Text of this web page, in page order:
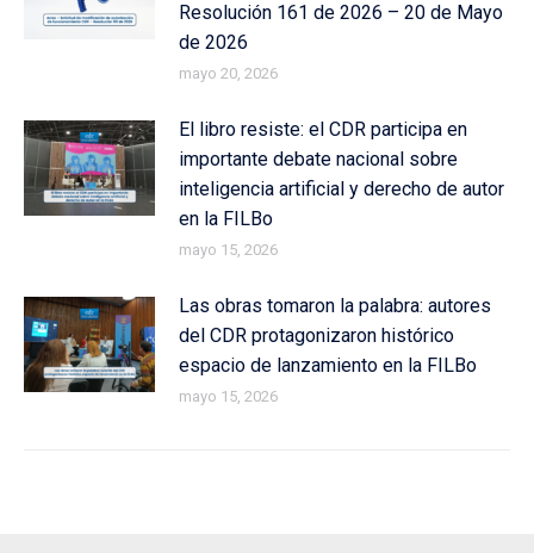
Resolución 161 de 2026 – 20 de Mayo
de 2026
mayo 20, 2026
El libro resiste: el CDR participa en
importante debate nacional sobre
inteligencia artificial y derecho de autor
en la FILBo
mayo 15, 2026
Las obras tomaron la palabra: autores
del CDR protagonizaron histórico
espacio de lanzamiento en la FILBo
mayo 15, 2026